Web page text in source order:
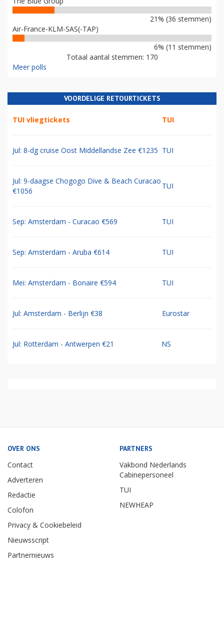
21% (36 stemmen)
Air-France-KLM-SAS(-TAP)
6% (11 stemmen)
Totaal aantal stemmen: 170
Meer polls
VOORDELIGE RETOURTICKETS
TUI vliegtickets TUI
Jul: 8-dg cruise Oost Middellandse Zee €1235 TUI
Jul: 9-daagse Chogogo Dive & Beach Curacao
€1056
TUI
Sep: Amsterdam - Curacao €569 TUI
Sep: Amsterdam - Aruba €614 TUI
Mei: Amsterdam - Bonaire €594 TUI
Jul: Amsterdam - Berlijn €38 Eurostar
Jul: Rotterdam - Antwerpen €21 NS
OVER ONS
Contact
Adverteren
Redactie
Colofon
Privacy & Cookiebeleid
Nieuwsscript
Partnernieuws
PARTNERS
Vakbond Nederlands
Cabinepersoneel
TUI
NEWHEAP